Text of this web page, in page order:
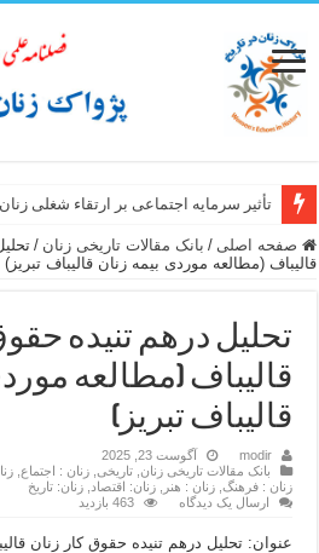
تأثیر سرمایه اجتماعی بر ارتقاء شغلی زنان
صفحه اصلی / بانک مقالات تاریخی زنان /
قالیباف (مطالعه موردی بیمه زنان قالیباف تبریز)
تحلیل درهم تنیده
قالیباف (مطالعه
قالیباف تبریز)
modir
آگوست 23, 2025
بانک مقالات تاریخی زنان ,تاریخی ,زنان : اجتماع ,
زنان : فرهنگ ,زنان : هنر ,زنان: اقتصاد ,زنان: تاریخ
ارسال یک دیدگاه
463 بازدید
عنوان: تحلیل درهم تنیده حقوق کار زنان